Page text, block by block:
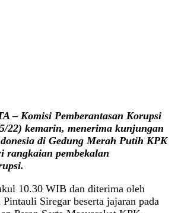
– Komisi Pemberantasan Korupsi
22) kemarin, menerima kunjungan
di Gedung Merah Putih KPK
rangkaian pembekalan
10.30 WIB dan diterima oleh
Siregar beserta jajaran pada